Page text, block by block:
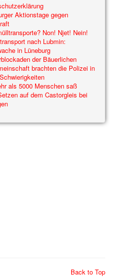
Aktionstage gegen
Non! Njet! Nein!
nach Lubmin:
in Lüneburg
der Bäuerlichen
brachten die Polizei in
als 5000 Menschen saß
auf dem Castorgleis bei
Back to Top